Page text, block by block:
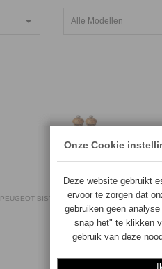
Alle Modellen
PEUGEOT BISTRO OLIJFHOUT 10 CM (PEPER-
ZOUTMOLEN)
4006950039523
Op voorraad
BESTEL